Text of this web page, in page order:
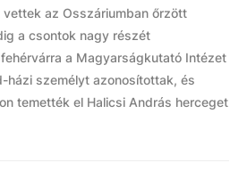
az Osszáriumban őrzött
a csontok nagy részét
a Magyarságkutató Intézet
házi személyt azonosítottak, és
temették el Halicsi András herceget